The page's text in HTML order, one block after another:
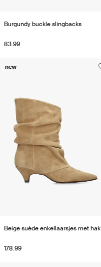
Burgundy buckle slingbacks
83.99
Beige suède enkellaarsjes met hak
178.99
new